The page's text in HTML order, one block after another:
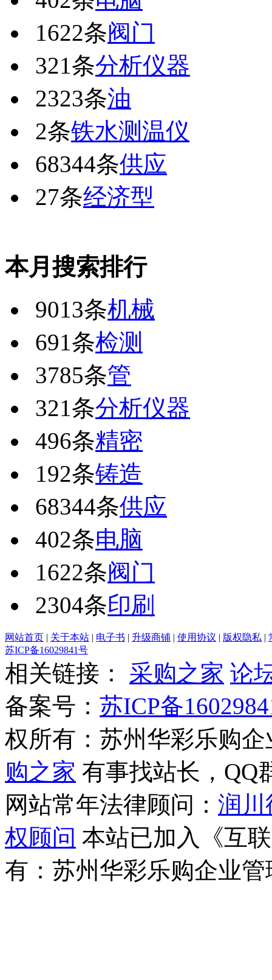
1622条阀门
321条分析仪器
2323条油
2条铁水测温仪
68344条供应
27条经济型
本月搜索排行
9013条机械
691条检测
3785条管
321条分析仪器
496条精密
192条铸造
68344条供应
402条电脑
1622条阀门
2304条印刷
网站首页 | 关于本站 | 电子书 | 升级商铺 | 使用协议 | 版权隐私 |
苏ICP备16029841号
相关链接： 采购之家 论
备案号： 苏ICP备
权所有：苏州华彩乐购
购之家 有事找站长，QQ
网站常年法律顾问： 润川
权顾问 本站已加入《互
有：苏州华彩乐购企业